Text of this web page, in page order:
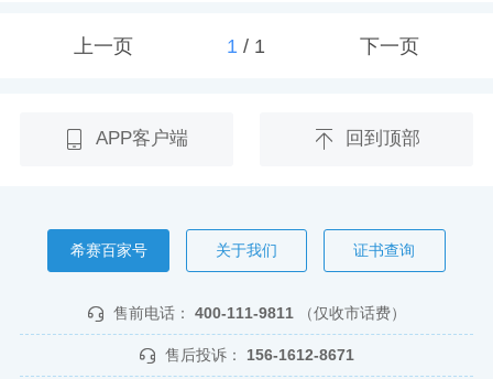
上一页 1/ 1 下一页
APP客户端 回到顶部
希赛百家号 关于我们 证书查询
售前电话： 400-111-9811 （仅收市话费）
售后投诉： 156-1612-8671